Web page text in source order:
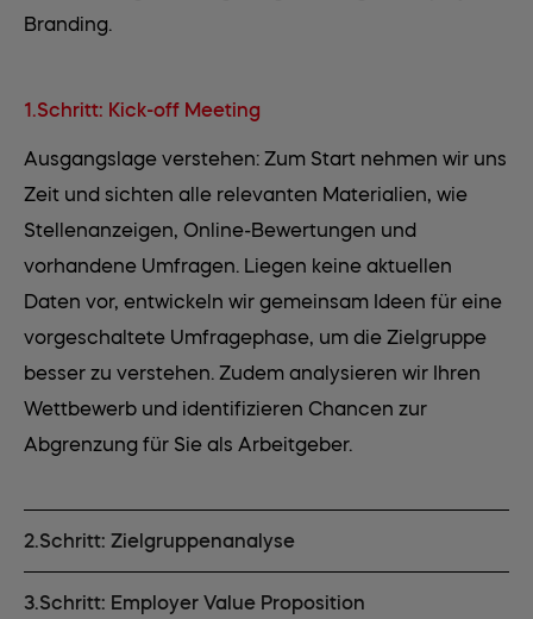
Branding.
1.Schritt: Kick-off Meeting
Ausgangslage verstehen: Zum Start nehmen wir uns
Zeit und sichten alle relevanten Materialien, wie
Stellenanzeigen, Online-Bewertungen und
vorhandene Umfragen. Liegen keine aktuellen
Daten vor, entwickeln wir gemeinsam Ideen für eine
vorgeschaltete Umfragephase, um die Zielgruppe
besser zu verstehen. Zudem analysieren wir Ihren
Wettbewerb und identifizieren Chancen zur
Abgrenzung für Sie als Arbeitgeber.
2.Schritt: Zielgruppenanalyse
3.Schritt: Employer Value Proposition